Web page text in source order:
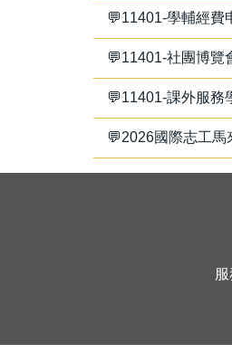
💬11401-學輔經費
💬11401-社團博覽
💬11401-課外服務
💬2026國際志工馬